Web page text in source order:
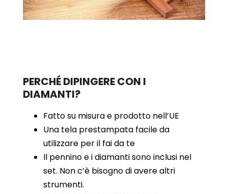
PERCHÉ DIPINGERE CON I
DIAMANTI?
Fatto su misura e prodotto nell’UE
Una tela prestampata facile da
utilizzare per il fai da te
Il pennino e i diamanti sono inclusi nel
set. Non c’è bisogno di avere altri
strumenti.